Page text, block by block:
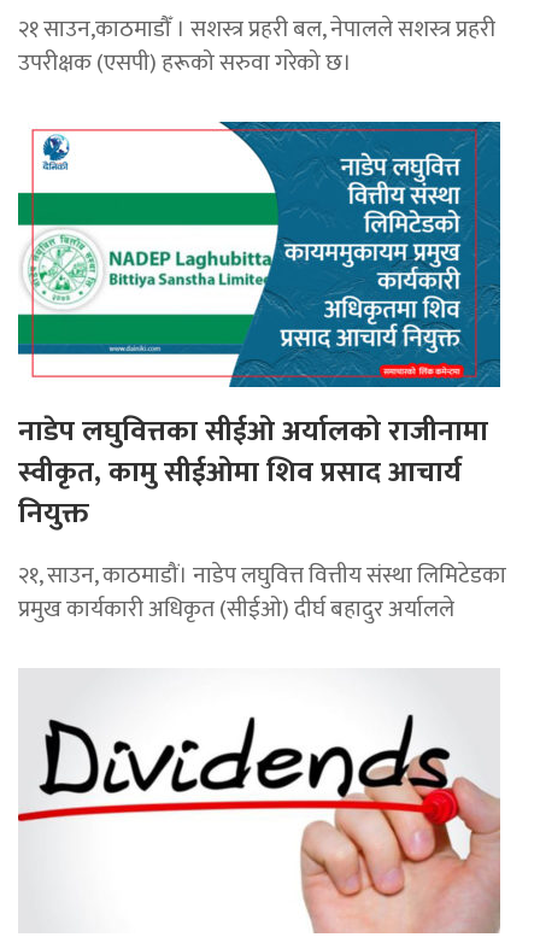
२१ साउन,काठमाडौँ । सशस्त्र प्रहरी बल, नेपालले सशस्त्र प्रहरी
उपरीक्षक (एसपी) हरूको सरुवा गरेको छ।
नाडेप लघुवित्तका सीईओ अर्यालको राजीनामा
स्वीकृत, कामु सीईओमा शिव प्रसाद आचार्य
नियुक्त
२१, साउन, काठमाडौं। नाडेप लघुवित्त वित्तीय संस्था लिमिटेडका
प्रमुख कार्यकारी अधिकृत (सीईओ) दीर्घ बहादुर अर्यालले